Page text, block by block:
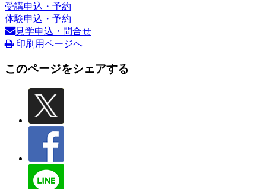
受講申込・予約
体験申込・予約
見学申込・問合せ
印刷用ページへ
このページをシェアする